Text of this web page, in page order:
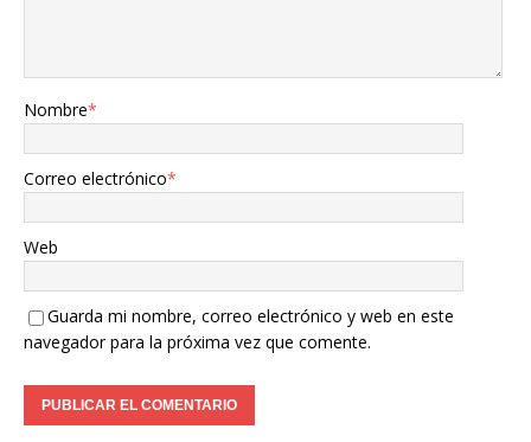
Nombre*
Correo electrónico*
Web
Guarda mi nombre, correo electrónico y web en este
navegador para la próxima vez que comente.